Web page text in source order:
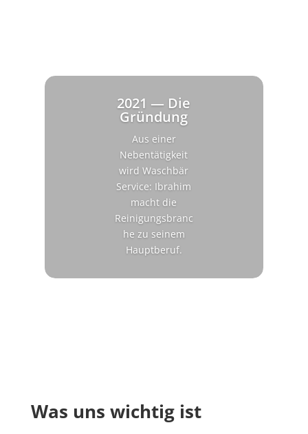
2021 — Die
Gründung
Aus einer
Nebentätigkeit
wird Waschbär
Service: Ibrahim
macht die
Reinigungsbranc
he zu seinem
Hauptberuf.
Was uns wichtig ist